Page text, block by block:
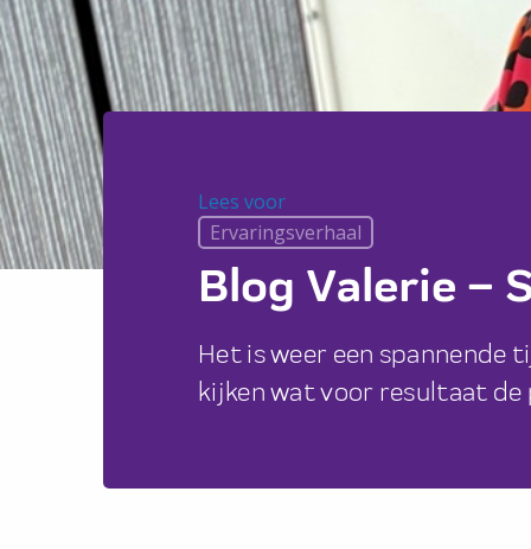
Lees voorLees voor
Ervaringsverhaal
Blog Valerie –
Het is weer een spannende
kijken wat voor resultaat